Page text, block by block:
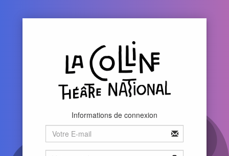
Informations de connexion